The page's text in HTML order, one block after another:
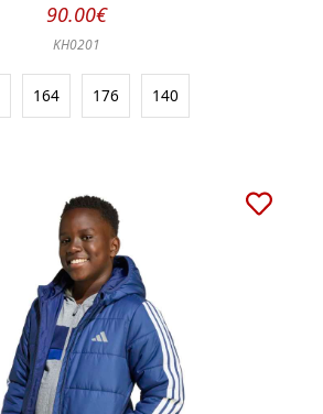
90.00€
KH0201
164 176 140